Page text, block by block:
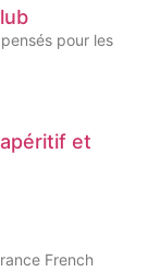
pour les
et
French